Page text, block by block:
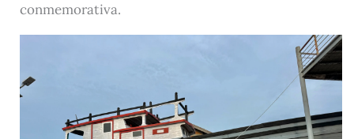
conmemorativa.